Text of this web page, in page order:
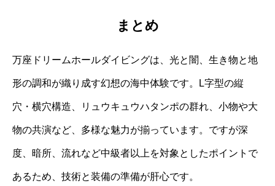
まとめ
万座ドリームホールダイビングは、光と闇、生き物と地
形の調和が織り成す幻想の海中体験です。L字型の縦
穴・横穴構造、リュウキュウハタンポの群れ、小物や大
物の共演など、多様な魅力が揃っています。ですが深
度、暗所、流れなど中級者以上を対象としたポイントで
あるため、技術と装備の準備が肝心です。